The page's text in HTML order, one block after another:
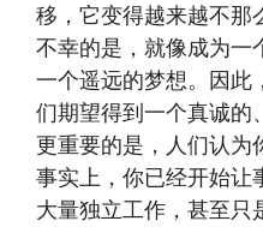
移，它变得越来越不那
不幸的是，就像成为一
一个遥远的梦想。因此
们期望得到一个真诚的
更重要的是，人们认为
事实上，你已经开始让
大量独立工作，甚至